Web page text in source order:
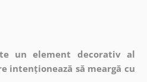
un element decorativ al
intenționează să meargă cu